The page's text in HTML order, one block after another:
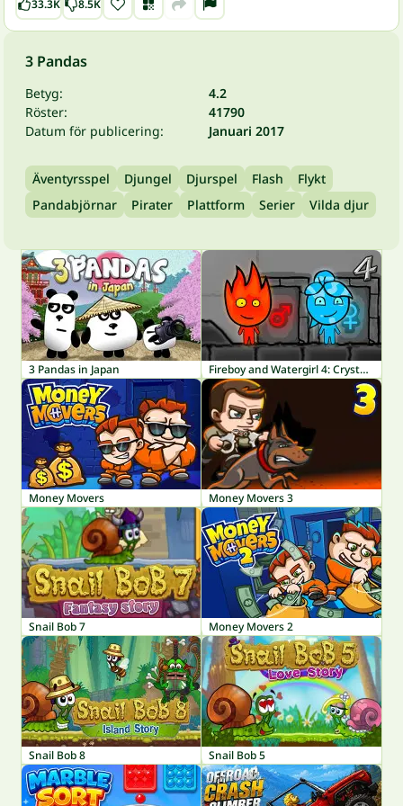
33.3K 8.5K
3 Pandas
Betyg:
4.2
Röster:
41790
Datum för publicering:
Januari 2017
Äventyrsspel Djungel Djurspel Flash
Flykt
Pandabjörnar
Pirater Plattform Serier Vilda djur
3 Pandas in Japan Fireboy and Watergirl 4: Crystal Temple
Money Movers Money Movers 3
Snail Bob 7 Money Movers 2
Snail Bob 8 Snail Bob 5